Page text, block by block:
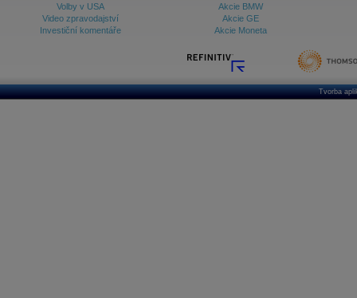
Volby v USA
Video zpravodajství
Investiční komentáře
Akcie BMW
Akcie GE
Akcie Moneta
Tvorba